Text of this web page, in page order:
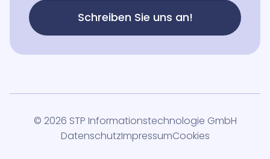
Schreiben Sie uns an!
© 2026 STP Informationstechnologie GmbH
DatenschutzImpressumCookies